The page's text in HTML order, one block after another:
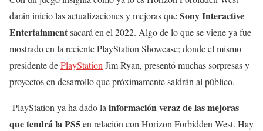
darán inicio las actualizaciones y mejoras queSony Interactive
Entertainmentsacará en el 2022. Algo de lo que se viene ya fue
mostrado en la reciente PlayStation Showcase; donde el mismo
presidente dePlayStation Jim Ryan, presentó muchas sorpresas y
proyectos en desarrollo que próximamente saldrán al público.
PlayStation ya ha dado la información veraz de las mejoras
que tendrá la PS5en relación con Horizon Forbidden West. Hay